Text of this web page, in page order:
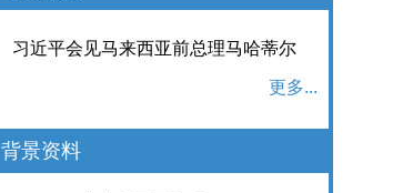
习近平会见马来西亚前总理马哈蒂尔
更多...
背景资料